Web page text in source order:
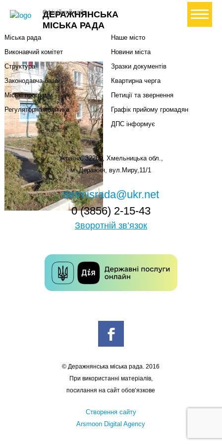
ДЕРАЖНЯНСЬКА
МІСЬКА РАДА
Офіційний сайт+ Створити петицію
Міський голова
Міська рада
Виконавчий комітет
Структура
Законодавча база
Міські програми
Регуляторна політика
Наше місто
Новини міста
Зразки документів
Квартирна черга
Петиції та звернення
Графік прийому громадян
ДПС інформує
Україна, 32200, Хмельницька обл.,
м. Деражня, вул.Миру,11/1
dermisrada@ukr.net
0 (3856) 2-15-43
Зворотній зв’язок
© Деражнянська міська рада. 2016
При використанні матеріалів,
посилання на сайт обов’язкове
Створення сайту
Arsmoon Digital Agency